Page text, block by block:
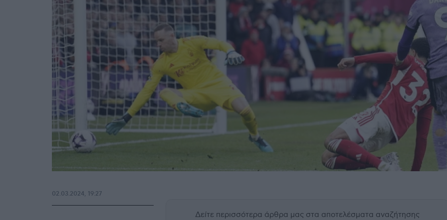
Δείτε περισσότερα άρθρα μας στα αποτελέσματα αναζήτησης
02.03.2024, 19:27